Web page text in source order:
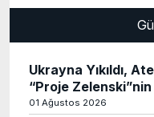
Ukrayna Yıkıldı,
“Proje
01 Ağustos 2026